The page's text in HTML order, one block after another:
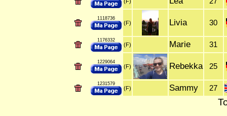
1118736
(F) Livia 30
1176332
(F) Marie 31
1229064
(F) Rebekka 25
1231579
(F) Sammy 27